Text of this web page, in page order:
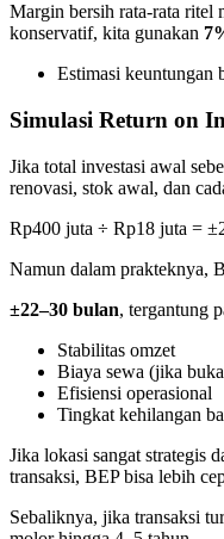
Margin bersih rata-rata ritel
konservatif, kita gunakan
Estimasi keuntungan
Simulasi Return on
Jika total investasi awal
renovasi, stok awal, dan
Rp400 juta ÷ Rp18 juta =
Namun dalam prakteknya,
±22–30 bulan, tergantung
Stabilitas omzet
Biaya sewa (jika
Efisiensi operasional
Tingkat kehilangan
Jika lokasi sangat strategis
transaksi, BEP bisa lebih
Sebaliknya, jika transaksi